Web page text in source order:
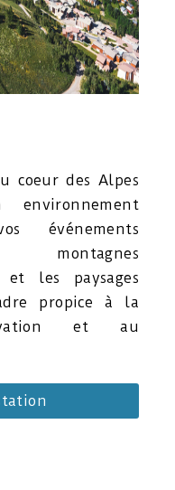
coeur des Alpes
événements
montagnes
les paysages
propice à la
et au